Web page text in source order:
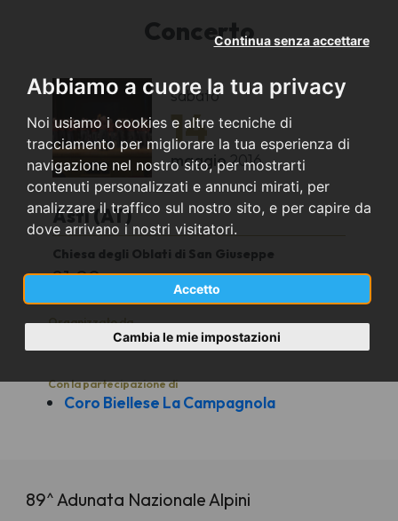
Abbiamo a cuore la tua privacy
Noi usiamo i cookies e altre tecniche di
tracciamento per migliorare la tua esperienza di
navigazione nel nostro sito, per mostrarti
contenuti personalizzati e annunci mirati, per
analizzare il traffico sul nostro sito, e per capire da
dove arrivano i nostri visitatori.
Accetto
Continua senza accettare
Cambia le mie impostazioni
Concerto
sabato
14
maggio2016
Asti (AT)
Chiesa degli Oblati di San Giuseppe
21.00
Organizzato da
Sezione A.N.A. di Asti
Con la partecipazione di
Coro Biellese La Campagnola
89^ Adunata Nazionale Alpini